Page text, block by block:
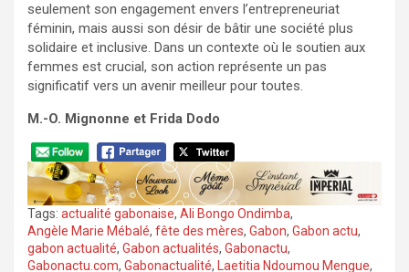
seulement son engagement envers l’entrepreneuriat
féminin, mais aussi son désir de bâtir une société plus
solidaire et inclusive. Dans un contexte où le soutien aux
femmes est crucial, son action représente un pas
significatif vers un avenir meilleur pour toutes.
M.-O. Mignonne et Frida Dodo
Tags: actualité gabonaise, Ali Bongo Ondimba,
Angèle Marie Mébalé, fête des mères, Gabon, Gabon actu,
gabon actualité, Gabon actualités, Gabonactu,
Gabonactu.com, Gabonactualité, Laetitia Ndoumou Mengue,